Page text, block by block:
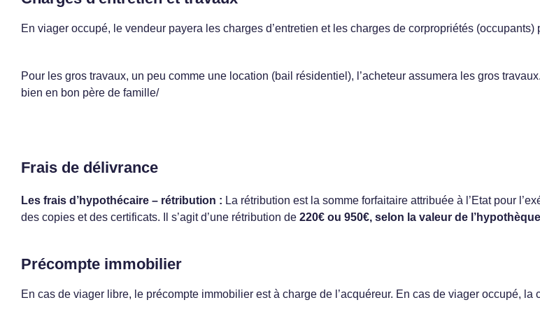
En viager occupé, le vendeur payera les charges d’entretien et les charges de corpropriétés (occupants)
Pour les gros travaux, un peu comme une location (bail résidentiel), l’acheteur assumera les gros
bien en bon père de famille/
Frais de délivrance
Les frais d’hypothécaire – rétribution : La rétribution est la somme forfaitaire attribuée à l’Etat pour
des copies et des certificats. Il s’agit d’une rétribution de 220€ ou 950€, selon la valeur de l’hypothèque
Précompte immobilier
En cas de viager libre, le précompte immobilier est à charge de l’acquéreur. En cas de viager occupé,